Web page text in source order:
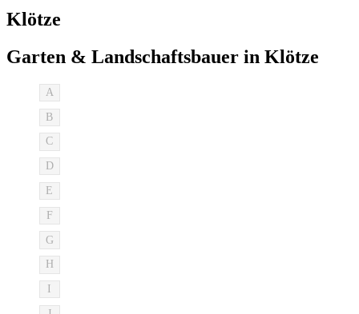
Klötze
Garten & Landschaftsbauer in Klötze
A
B
C
D
E
F
G
H
I